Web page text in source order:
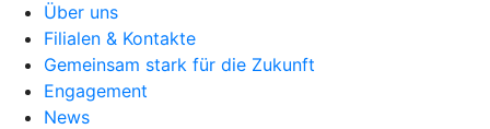
Über uns
Filialen & Kontakte
Gemeinsam stark für die Zukunft
Engagement
News